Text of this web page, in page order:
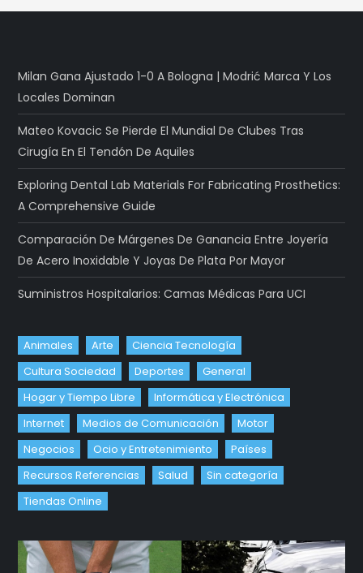
Milan Gana Ajustado 1-0 A Bologna | Modrić Marca Y Los
Locales Dominan
Mateo Kovacic Se Pierde El Mundial De Clubes Tras
Cirugía En El Tendón De Aquiles
Exploring Dental Lab Materials For Fabricating Prosthetics:
A Comprehensive Guide
Comparación De Márgenes De Ganancia Entre Joyería
De Acero Inoxidable Y Joyas De Plata Por Mayor
Suministros Hospitalarios: Camas Médicas Para UCI
Animales Arte
Ciencia Tecnología
Cultura Sociedad
Deportes
General
Hogar y Tiempo Libre
Informática y Electrónica
Internet
Medios de Comunicación
Motor
Negocios
Ocio y Entretenimiento
Países
Recursos Referencias
Salud
Sin categoría
Tiendas Online